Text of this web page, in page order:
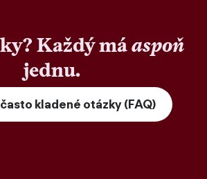
Každý máaspoň
jednu.
kladené otázky (FAQ)